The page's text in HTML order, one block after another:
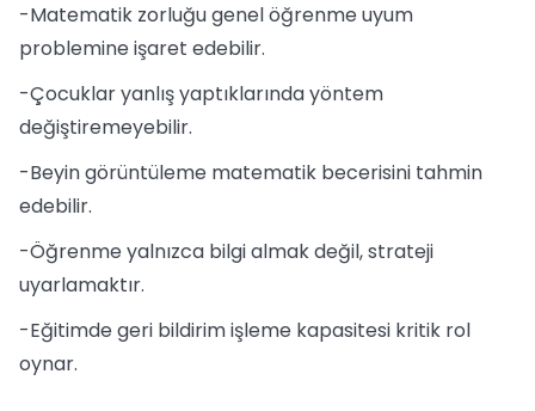
-Matematik zorluğu genel öğrenme uyum
problemine işaret edebilir.
-Çocuklar yanlış yaptıklarında yöntem
değiştiremeyebilir.
-Beyin görüntüleme matematik becerisini tahmin
edebilir.
-Öğrenme yalnızca bilgi almak değil, strateji
uyarlamaktır.
-Eğitimde geri bildirim işleme kapasitesi kritik rol
oynar.